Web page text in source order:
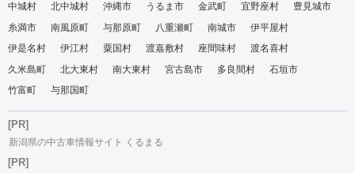
中城村
北中城村 沖縄市 うるま市 金武町 宜野座村
豊見城市
糸満市
南風原町 与那原町 八重瀬町 南城市
伊平屋村
伊是名村
伊江村 粟国村 渡嘉敷村 座間味村
渡名喜村
久米島町
北大東村 南大東村 宮古島市 多良間村
石垣市
竹富町
与那国町
[PR]
新潟県の中古車情報サイト くるまる
[PR]